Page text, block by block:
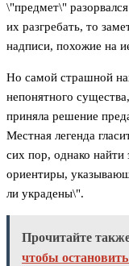
\"предмет\"
их разгребать, то
надписи, похожие на
Но самой страшной
непонятного
приняла решение
Местная легенда
сих пор, однако
ориентиры,
ли украдены\".
Прочитайте
чтобы